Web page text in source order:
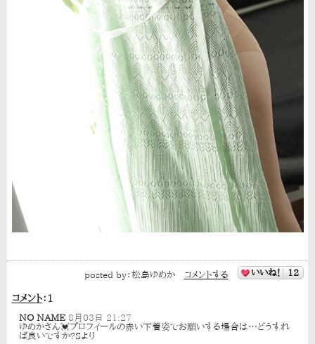
posted by： 松島ゆめか コメントする いいね！ 12
コメント： 1
NO NAME 8月03日 21:27
ゆめかさん💓プロフィールの赤い下着姿でお願いする場合は…どうすれ
ば良いですか?Sより